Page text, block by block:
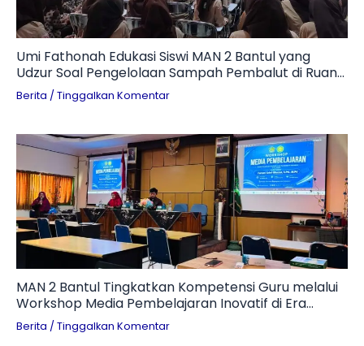
Umi Fathonah Edukasi Siswi MAN 2 Bantul yang
Udzur Soal Pengelolaan Sampah Pembalut di Ruang
Otomotif
Berita / Tinggalkan Komentar
MAN 2 Bantul Tingkatkan Kompetensi Guru melalui
Workshop Media Pembelajaran Inovatif di Era
Digital
Berita / Tinggalkan Komentar